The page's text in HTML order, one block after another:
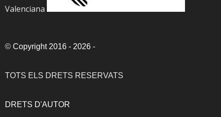
Valenciana
© Copyright 2016 - 2026 -
TOTS ELS DRETS RESERVATS
DRETS D'AUTOR